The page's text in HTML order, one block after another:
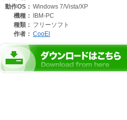
左右のバーは上、中、下の三箇所を動きます。
ブロックの種類は普通のブロック、二回で壊
アイテムなどはありません。
また、エディットモードもあるので、自分で
普通のブロック崩しではボールが中々落ちて
動作OS： Windows 7/Vista/XP
機種：
IBM-PC
種類： フリーソフト
作者： CooEl